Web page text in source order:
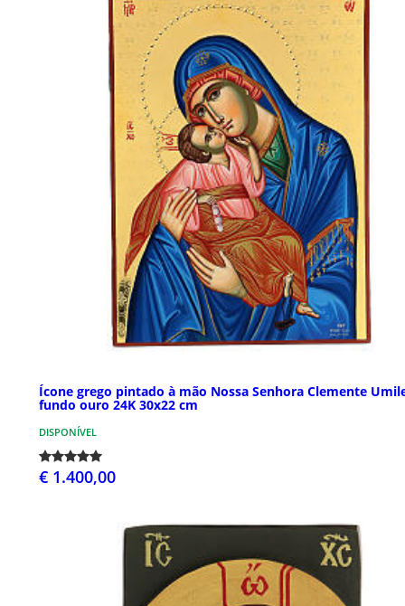
Ícone grego pintado à mão Nossa Senhora Clemente
fundo ouro 24K 30x22 cm
DISPONÍVEL
€ 1.400,00